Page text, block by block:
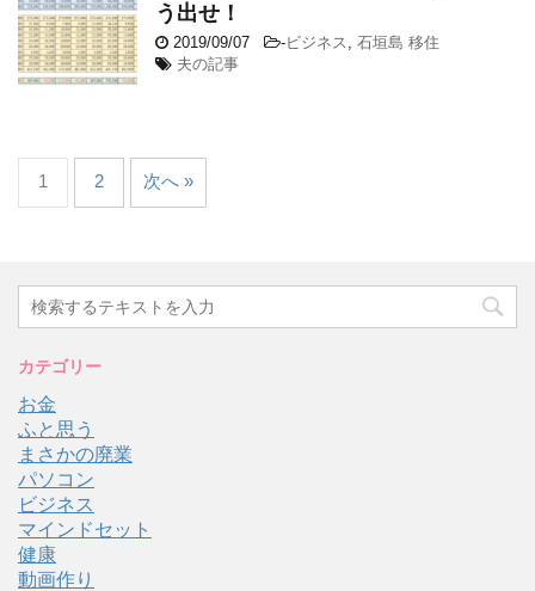
う出せ！
2019/09/07 -ビジネス , 石垣島 移住
夫の記事
1 2 次へ »
カテゴリー
お金
ふと思う
まさかの廃業
パソコン
ビジネス
マインドセット
健康
動画作り